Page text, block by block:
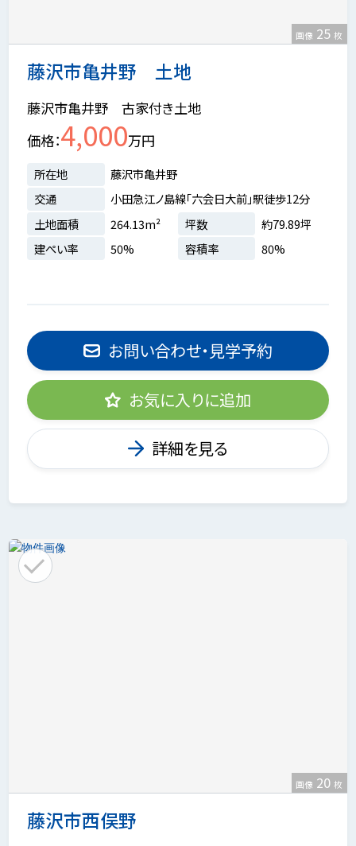
藤沢市亀井野 土地
画像 25 枚
藤沢市亀井野 古家付き土地
価格 4,000万円
所在地
藤沢市亀井野
交通
小田急江ノ島線「六会日大前」駅徒歩12分
土地面積
264.13m² 坪数
約79.89坪
建ぺい率
50% 容積率 80%
お問い合わせ・見学予約
お気に入りに追加
詳細を見る
藤沢市西俣野
画像 20 枚